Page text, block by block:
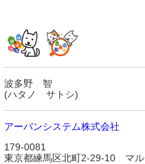
波多野 智
(ハタノ サトシ)
アーバンシステム株式会社
179-0081
東京都練馬区北町2-29-10 マ